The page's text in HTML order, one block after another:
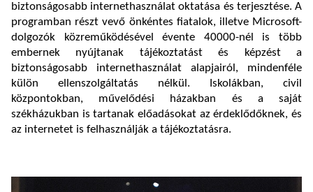
biztonságosabb internethasználat oktatása és terjesztése. A
programban részt vevő önkéntes fiatalok, illetve Microsoft-
dolgozók közreműködésével évente 40000-nél is több
embernek nyújtanak tájékoztatást és képzést a
biztonságosabb internethasználat alapjairól, mindenféle
külön ellenszolgáltatás nélkül. Iskolákban, civil
központokban, művelődési házakban és a saját
székházukban is tartanak előadásokat az érdeklődőknek, és
az internetet is felhasználják a tájékoztatásra.